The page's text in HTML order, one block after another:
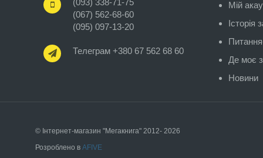
(093) 338-71-75
(067) 562-68-60
(095) 097-13-20
Телеграм +380 67 562 68 60
Мій
Історія
Де моє
Новини
© Інтернет-магазин "Мегакнига" 2012- 2026
Розроблено в AFIVE